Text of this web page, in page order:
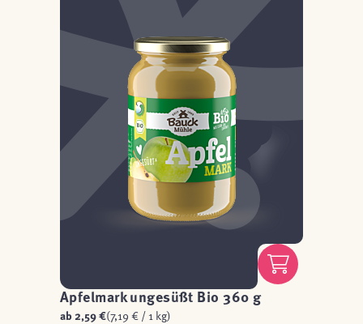
Apfelmark ungesüßt Bio 360 g
ab 2,59 €(7,19 € / 1 kg)